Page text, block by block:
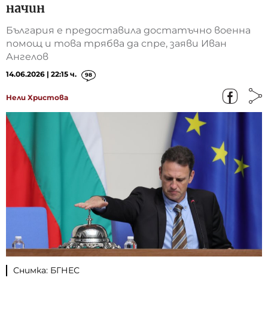
начин
България е предоставила достатъчно военна
помощ и това трябва да спре, заяви Иван
Ангелов
14.06.2026 | 22:15 ч. 98
Нели Христова
Снимка: БГНЕС